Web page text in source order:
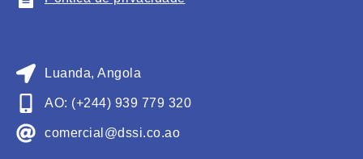
Luanda, Angola
AO: (+244) 939 779 320
comercial@dssi.co.ao